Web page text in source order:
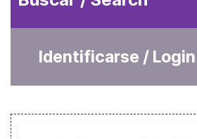
Identificarse / Login